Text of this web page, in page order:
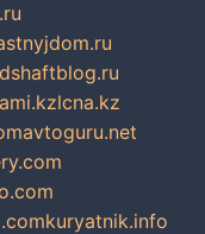
lcna.kz
avtoguru.net
kuryatnik.info